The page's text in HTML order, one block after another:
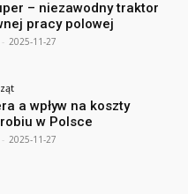
– niezawodny traktor
pracy polowej
- 2025-11-27
a wpływ na koszty
w Polsce
- 2025-11-27